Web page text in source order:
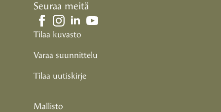
Seuraa meitä
Tilaa kuvasto
Varaa suunnittelu
Tilaa uutiskirje
Mallisto